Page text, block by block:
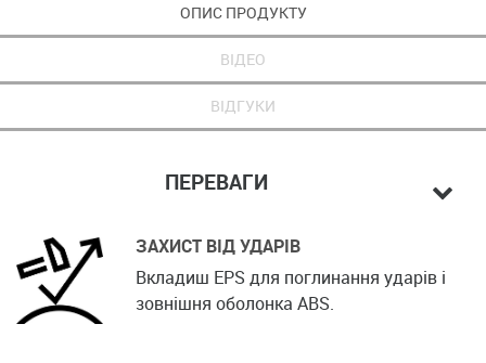
ОПИС ПРОДУКТУ
ВІДЕО
ВІДГУКИ
ПЕРЕВАГИ
ЗАХИСТ ВІД УДАРІВ
Вкладиш EPS для поглинання ударів і
зовнішня оболонка ABS.